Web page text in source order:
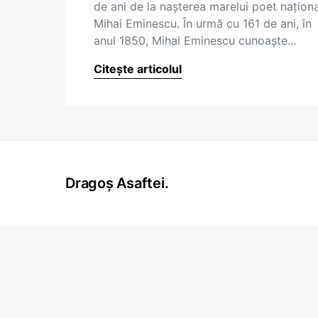
de ani de la naşterea marelui poet
Mihai Eminescu. În urmă cu 161 de ani, în
anul 1850, Mihai Eminescu cunoaşte…
Citește articolul
Dragoș Asaftei.